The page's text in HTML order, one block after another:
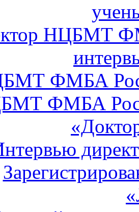
НЦБМТ
ФМБА
ФМБА